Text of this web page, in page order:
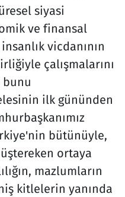
siyasi
ve finansal
vicdanının
çalışmalarını
bunu
ilk gününden
bütünüyle,
ortaya
mazlumların
kitlelerin yanında